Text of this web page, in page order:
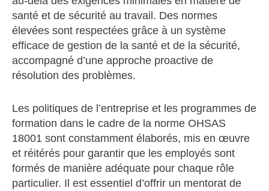
santé et de sécurité au travail. Des normes
élevées sont respectées grâce à un système
efficace de gestion de la santé et de la sécurité,
accompagné d’une approche proactive de
résolution des problèmes.
Les politiques de l’entreprise et les programmes de
formation dans le cadre de la norme OHSAS
18001 sont constamment élaborés, mis en œuvre
et réitérés pour garantir que les employés sont
formés de manière adéquate pour chaque rôle
particulier. Il est essentiel d’offrir un mentorat de